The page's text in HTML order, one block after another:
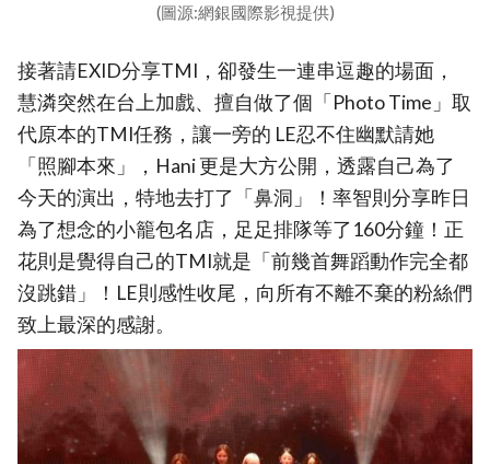
(圖源:網銀國際影視提供)
接著請EXID分享TMI，卻發生一連串逗趣的場面，
慧潾突然在台上加戲、擅自做了個「Photo Time」取
代原本的TMI任務，讓一旁的 LE忍不住幽默請她
「照腳本來」，Hani 更是大方公開，透露自己為了
今天的演出，特地去打了「鼻洞」！率智則分享昨日
為了想念的小籠包名店，足足排隊等了160分鐘！正
花則是覺得自己的TMI就是「前幾首舞蹈動作完全都
沒跳錯」！LE則感性收尾，向所有不離不棄的粉絲們
致上最深的感謝。